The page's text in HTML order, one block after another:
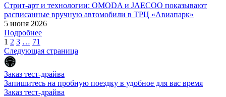
Стрит-арт и технологии: OMODA и JAECOO показывают
расписанные вручную автомобили в ТРЦ «Авиапарк»
5 июня 2026
Подробнее
1 2 3 … 71
Следующая страница
Заказ тест-драйва
Запишитесь на пробную поездку в удобное для вас время
Заказ тест-драйва